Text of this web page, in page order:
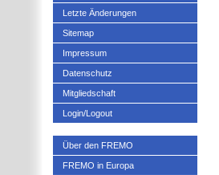
Letzte Änderungen
Sitemap
Impressum
Datenschutz
Mitgliedschaft
Login/Logout
Über den FREMO
FREMO in Europa